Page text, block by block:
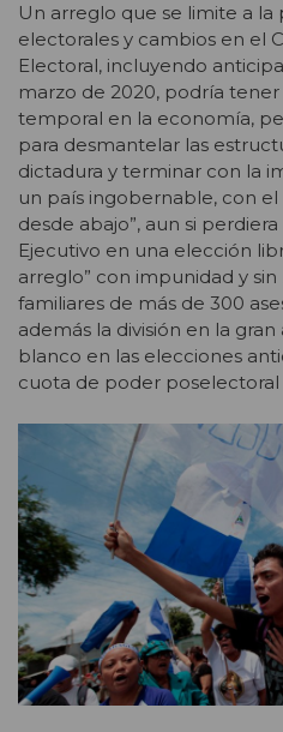
Un arreglo que se limite a
electorales y cambios en el
Electoral, incluyendo
marzo de 2020, podría
temporal en la economía,
para desmantelar las
dictadura y terminar con la
un país ingobernable, con
desde abajo”, aun si
Ejecutivo en una elección
arreglo” con impunidad y
familiares de más de 300
además la división en la
blanco en las elecciones
cuota de poder